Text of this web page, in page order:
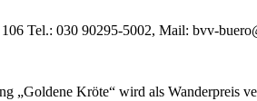
Tel.: 030 90295-5002, Mail: bvv-
„Goldene Kröte“ wird als Wanderpreis